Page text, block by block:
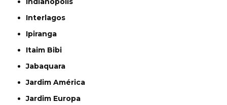
Interlagos
Ipiranga
Itaim Bibi
Jabaquara
Jardim América
Jardim Europa